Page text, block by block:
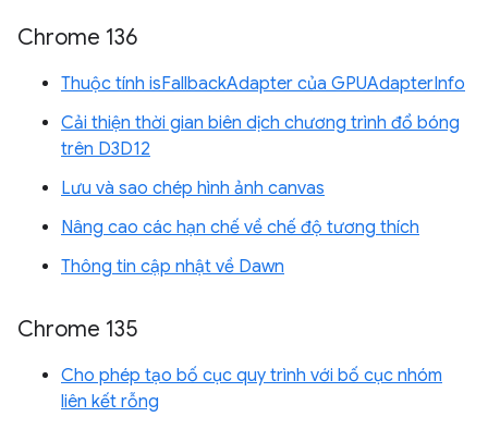
Chrome 136
Thuộc tính isFallbackAdapter của GPUAdapterInfo
Cải thiện thời gian biên dịch chương trình đổ bóng
trên D3D12
Lưu và sao chép hình ảnh canvas
Nâng cao các hạn chế về chế độ tương thích
Thông tin cập nhật về Dawn
Chrome 135
Cho phép tạo bố cục quy trình với bố cục nhóm
liên kết rỗng